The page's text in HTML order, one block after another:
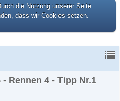
die Nutzung unserer Seite
dass wir Cookies setzen.
Rennen 4 - Tipp Nr.1